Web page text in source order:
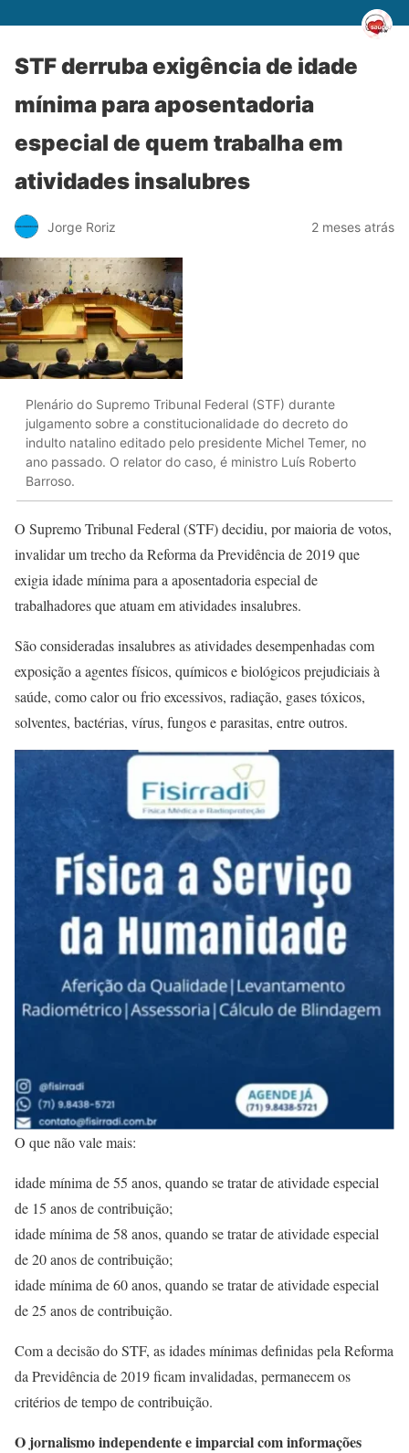
STF derruba exigência de idade
mínima para aposentadoria
especial de quem trabalha em
atividades insalubres
Jorge Roriz 2 meses atrás
Plenário do Supremo Tribunal Federal (STF) durante
julgamento sobre a constitucionalidade do decreto do
indulto natalino editado pelo presidente Michel Temer, no
ano passado. O relator do caso, é ministro Luís Roberto
Barroso.
O Supremo Tribunal Federal (STF) decidiu, por maioria de votos,
invalidar um trecho da Reforma da Previdência de 2019 que
exigia idade mínima para a aposentadoria especial de
trabalhadores que atuam em atividades insalubres.
São consideradas insalubres as atividades desempenhadas com
exposição a agentes físicos, químicos e biológicos prejudiciais à
saúde, como calor ou frio excessivos, radiação, gases tóxicos,
solventes, bactérias, vírus, fungos e parasitas, entre outros.
O que não vale mais:
idade mínima de 55 anos, quando se tratar de atividade especial
de 15 anos de contribuição;
idade mínima de 58 anos, quando se tratar de atividade especial
de 20 anos de contribuição;
idade mínima de 60 anos, quando se tratar de atividade especial
de 25 anos de contribuição.
Com a decisão do STF, as idades mínimas definidas pela Reforma
da Previdência de 2019 ficam invalidadas, permanecem os
critérios de tempo de contribuição.
O jornalismo independente e imparcial com informações